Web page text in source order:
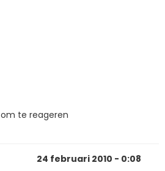
om te reageren
24 februari 2010 - 0:08